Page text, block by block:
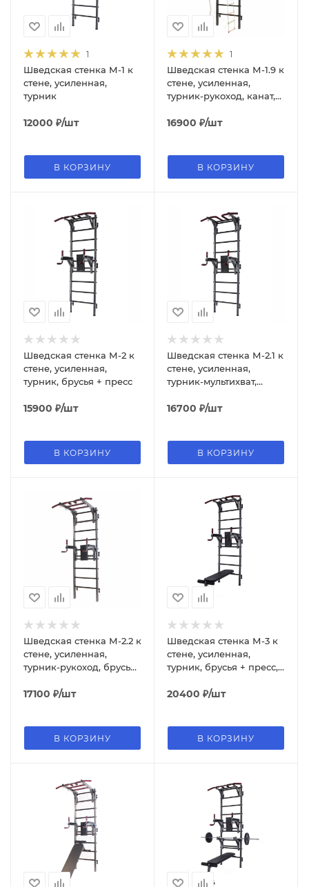
1
Шведская стенка М-1 к
стене, усиленная,
турник
12000 ₽/шт
В КОРЗИНУ
1
Шведская стенка М-1.9 к
стене, усиленная,
турник-рукоход, канат,
16900 ₽/шт
В КОРЗИНУ
Шведская стенка М-2 к
стене, усиленная,
турник, брусья + пресс
15900 ₽/шт
В КОРЗИНУ
Шведская стенка М-2.1 к
стене, усиленная,
турник-мультихват,
16700 ₽/шт
В КОРЗИНУ
Шведская стенка М-2.2 к
стене, усиленная,
турник-рукоход, брусья
17100 ₽/шт
В КОРЗИНУ
Шведская стенка М-3 к
стене, усиленная,
турник, брусья + пресс,
20400 ₽/шт
В КОРЗИНУ